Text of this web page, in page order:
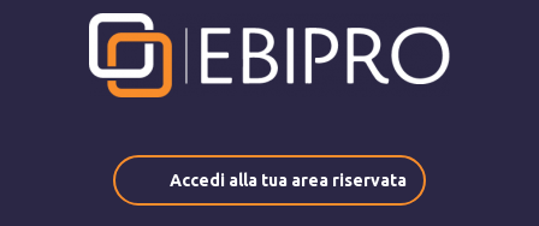
Accedi alla tua area riservata